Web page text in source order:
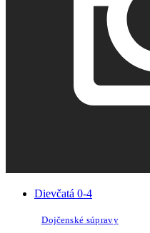
Dievčatá 0-4
Dojčenské súpravy